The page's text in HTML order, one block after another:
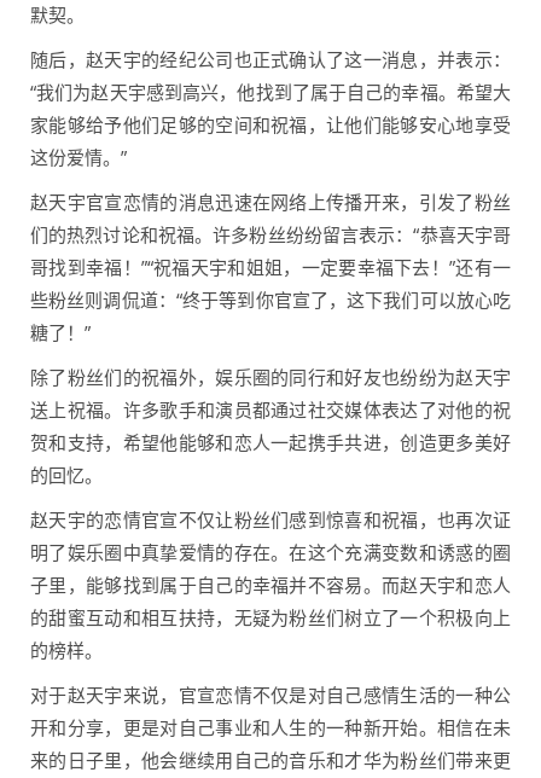
默契。
随后，赵天宇的经纪公司也正式确认了这一消息，并表示：
“我们为赵天宇感到高兴，他找到了属于自己的幸福。希望大
家能够给予他们足够的空间和祝福，让他们能够安心地享受
这份爱情。”
赵天宇官宣恋情的消息迅速在网络上传播开来，引发了粉丝
们的热烈讨论和祝福。许多粉丝纷纷留言表示：“恭喜天宇哥
哥找到幸福！”“祝福天宇和姐姐，一定要幸福下去！”还有一
些粉丝则调侃道：“终于等到你官宣了，这下我们可以放心吃
糖了！”
除了粉丝们的祝福外，娱乐圈的同行和好友也纷纷为赵天宇
送上祝福。许多歌手和演员都通过社交媒体表达了对他的祝
贺和支持，希望他能够和恋人一起携手共进，创造更多美好
的回忆。
赵天宇的恋情官宣不仅让粉丝们感到惊喜和祝福，也再次证
明了娱乐圈中真挚爱情的存在。在这个充满变数和诱惑的圈
子里，能够找到属于自己的幸福并不容易。而赵天宇和恋人
的甜蜜互动和相互扶持，无疑为粉丝们树立了一个积极向上
的榜样。
对于赵天宇来说，官宣恋情不仅是对自己感情生活的一种公
开和分享，更是对自己事业和人生的一种新开始。相信在未
来的日子里，他会继续用自己的音乐和才华为粉丝们带来更